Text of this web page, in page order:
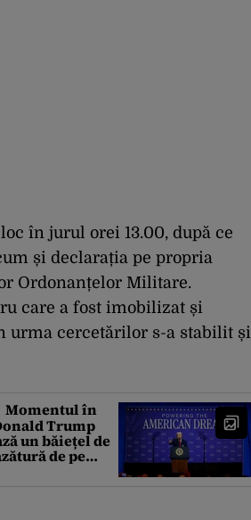
în jurul orei 13.00, după ce
și declarația pe propria
Ordonanțelor Militare.
care a fost imobilizat și
urma cercetărilor s-a stabilit și
Momentul în
Trump
un băiețel de
de pe
devenit viral.